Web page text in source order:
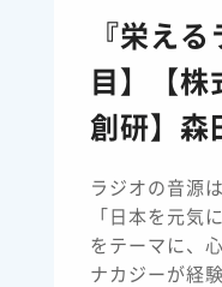
『栄え
目】【
創研】森
ラジオの音源
「日本を元気
をテーマに、
ナカジーが経